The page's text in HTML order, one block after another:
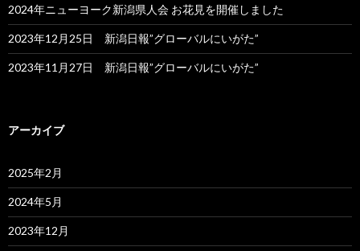
2024年ニューヨーク新潟県人会 お花見を開催しました
2023年12月25日 新潟日報”グローバルにいがた”
2023年11月27日 新潟日報”グローバルにいがた”
アーカイブ
2025年2月
2024年5月
2023年12月